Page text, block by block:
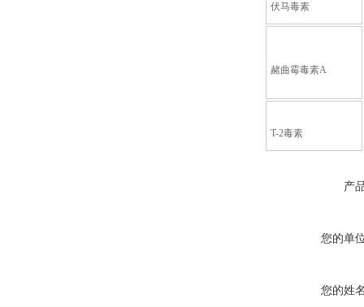
伏马毒素
赭曲霉毒素A
T-2毒素
产
您的单
您的姓